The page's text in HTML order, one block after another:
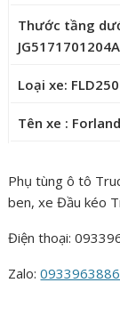
Thước tầng
JG5171701204A
Loại xe:
Tên xe : Forland
Phụ tùng ô tô
ben, xe Đầu kéo
Điện thoại:
Zalo:0933963886